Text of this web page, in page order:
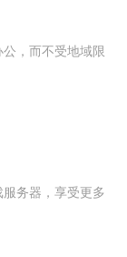
，而不受地域限
务器，享受更多